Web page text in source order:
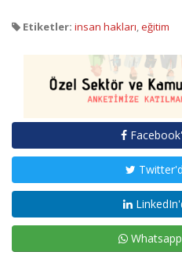
Etiketler: insan hakları,eğitim